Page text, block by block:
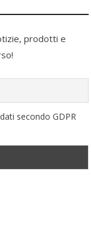
prodotti e
secondo GDPR